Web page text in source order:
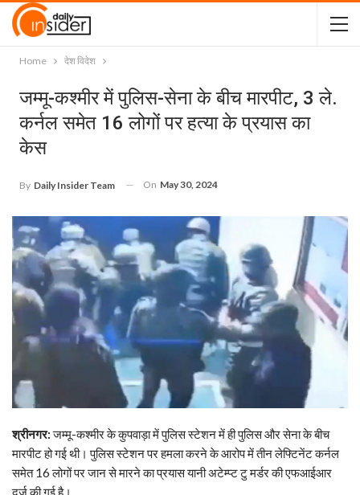
Home देश विदेश
जम्मू-कश्मीर में पुलिस-सेना के बीच मारपीट, 3 ले.
कर्नल समेत 16 लोगों पर हत्या के प्रयास का
केस
By Daily Insider Team On May 30, 2024
श्रीनगर:जम्मू-कश्मीर के कुपवाड़ा में पुलिस स्टेशन में ही पुलिस और सेना के बीच
मारपीट हो गई थी। पुलिस स्टेशन पर हमला करने के आरोप में तीन लेफ्टिनेंट कर्नल
समेत 16 लोगों पर जान से मारने का प्रयास यानी अटेम्प्ट टु मर्डर की एफआईआर
दर्ज की गई है।